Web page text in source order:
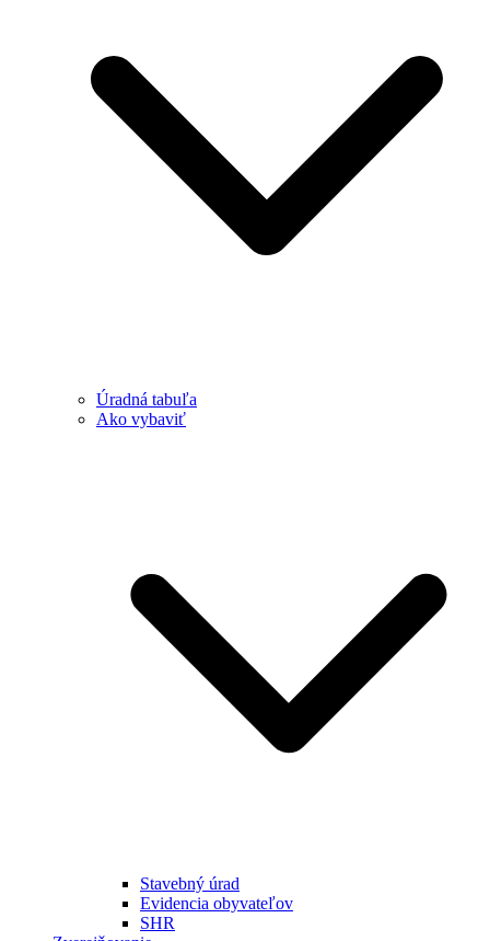
Úradná tabuľa
Ako vybaviť
Stavebný úrad
Evidencia obyvateľov
SHR